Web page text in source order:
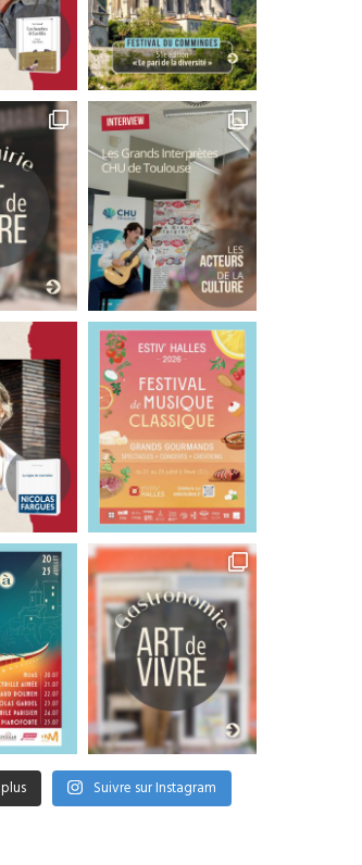
!
Les films qu’il faut avoir
La...
29 juillet 2026
Suivre sur Instagram